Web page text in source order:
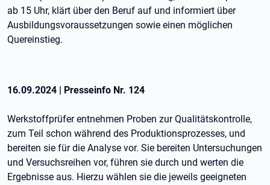
ab 15 Uhr, klärt über den Beruf auf und informiert über
Ausbildungsvoraussetzungen sowie einen möglichen
Quereinstieg.
16.09.2024 | Presseinfo Nr. 124
Werkstoffprüfer entnehmen Proben zur Qualitätskontrolle,
zum Teil schon während des Produktionsprozesses, und
bereiten sie für die Analyse vor. Sie bereiten Untersuchungen
und Versuchsreihen vor, führen sie durch und werten die
Ergebnisse aus. Hierzu wählen sie die jeweils geeigneten